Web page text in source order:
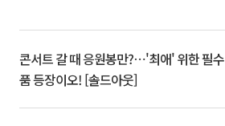
콘서트 갈 때 응원봉만?⋯'최애' 위한 필수
품 등장이오! [솔드아웃]